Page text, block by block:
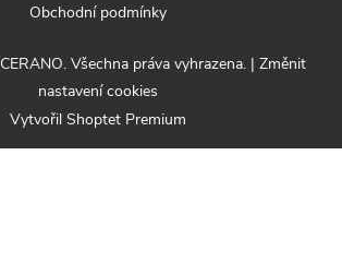
Obchodní podmínky
Vytvořil Shoptet Premium
CERANO. Všechna práva vyhrazena. | Změnit
nastavení cookies